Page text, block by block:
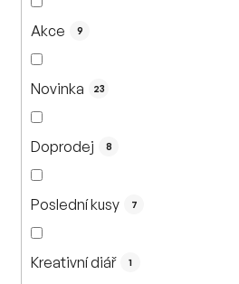
Akce 9
Novinka 23
Doprodej 8
Poslední kusy 7
Kreativní diář 1